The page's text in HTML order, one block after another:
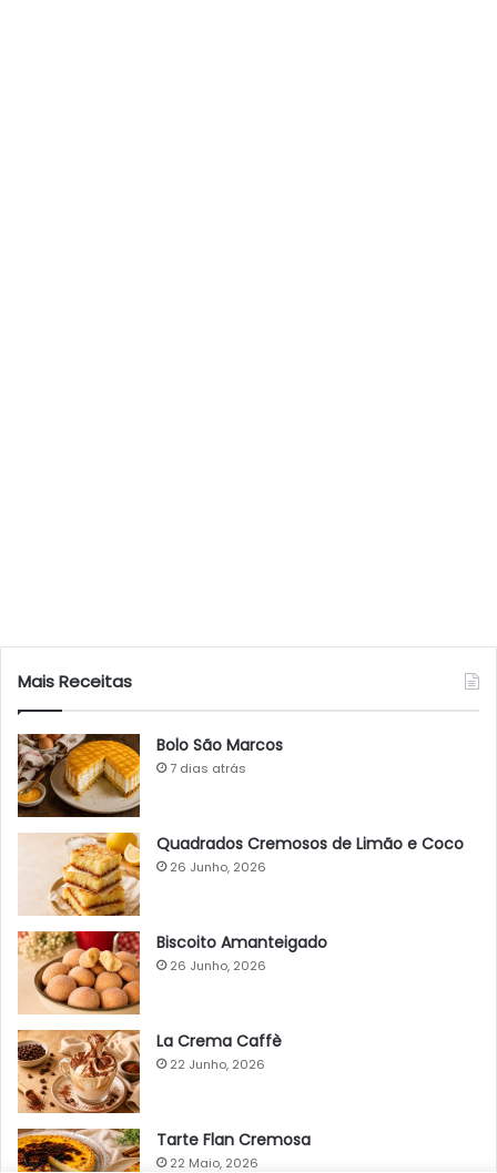
Mais Receitas
Bolo São Marcos
7 dias atrás
Quadrados Cremosos de Limão e Coco
26 Junho, 2026
Biscoito Amanteigado
26 Junho, 2026
La Crema Caffè
22 Junho, 2026
Tarte Flan Cremosa
22 Maio, 2026